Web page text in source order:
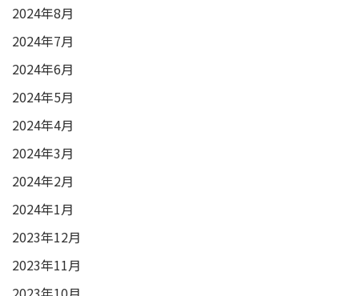
2024年8月
2024年7月
2024年6月
2024年5月
2024年4月
2024年3月
2024年2月
2024年1月
2023年12月
2023年11月